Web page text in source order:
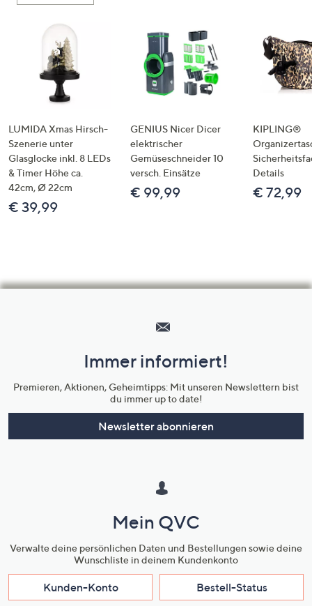
LUMIDA Xmas Hirsch-
Szenerie unter
Glasglocke inkl. 8 LEDs
& Timer Höhe ca.
42cm, Ø 22cm
€ 39,99
GENIUS Nicer Dicer
elektrischer
Gemüseschneider 10
versch. Einsätze
€ 99,99
KIPLING®
Details
€ 72,99
Unternehmensinformationen
Immer informiert!
Premieren, Aktionen, Geheimtipps: Mit unseren Newslettern bist
du immer up to date!
Newsletter abonnieren
Mein QVC
Verwalte deine persönlichen Daten und Bestellungen sowie deine
Wunschliste in deinem Kundenkonto
Kunden-Konto Bestell-Status